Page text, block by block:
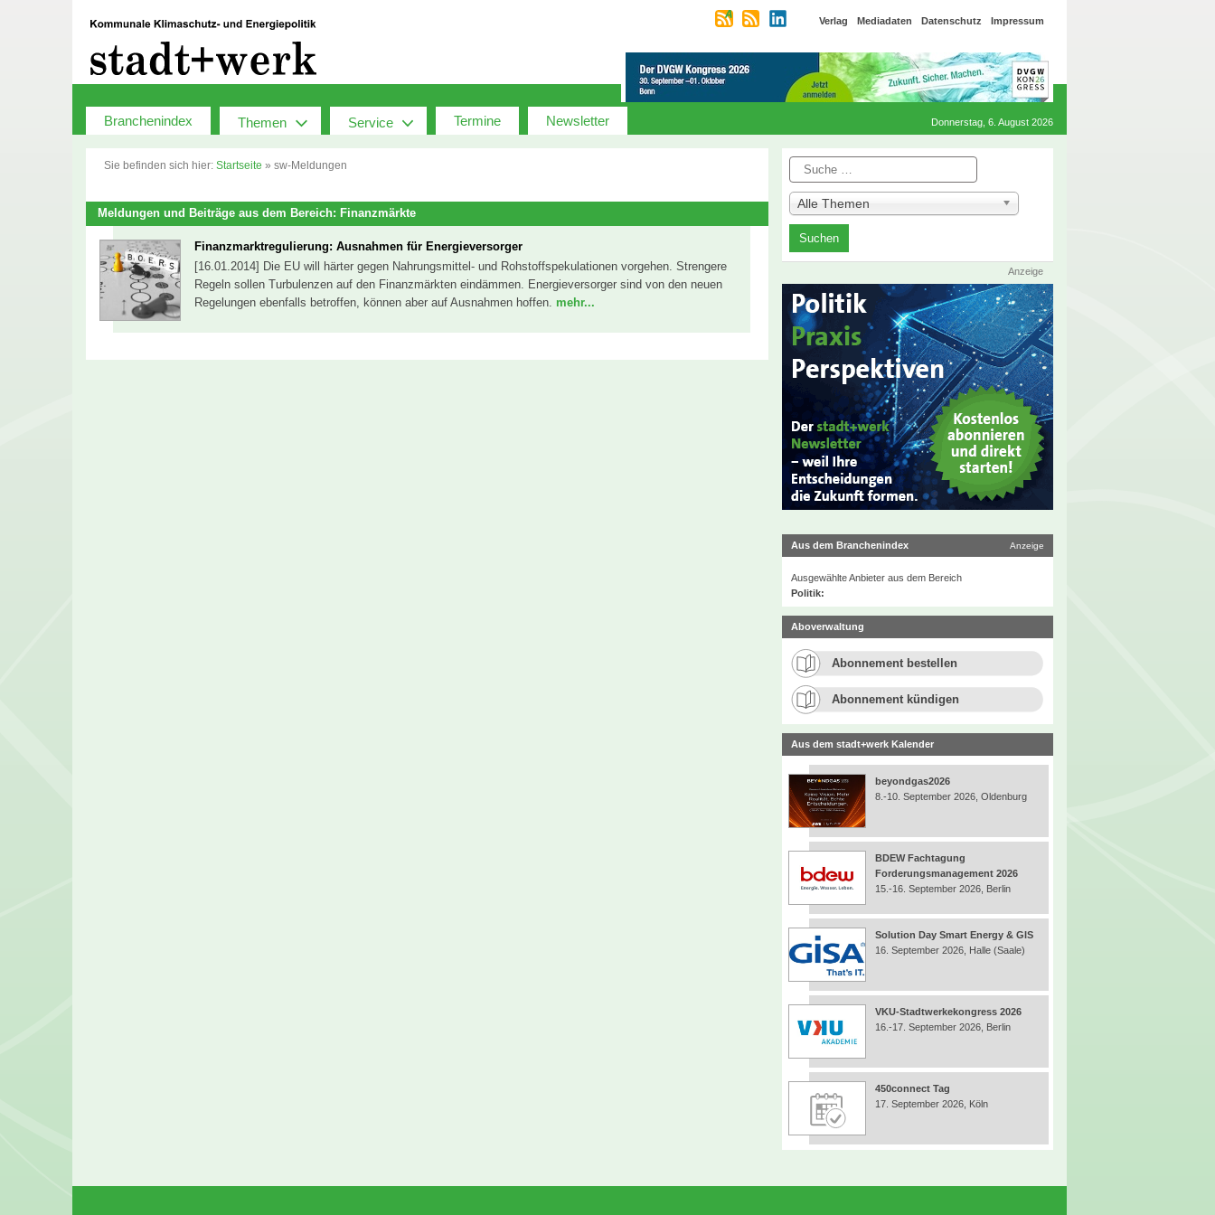
Verlag Mediadaten Datenschutz Impressum
Branchenindex Themen Service Termine Newsletter Donnerstag, 6. August 2026
Sie befinden sich hier: Startseite » sw-Meldungen
Meldungen und Beiträge aus dem Bereich: Finanzmärkte
Finanzmarktregulierung: Ausnahmen für Energieversorger
[16.01.2014] Die EU will härter gegen Nahrungsmittel- und Rohstoffspekulationen vorgehen. Strengere
Regeln sollen Turbulenzen auf den Finanzmärkten eindämmen. Energieversorger sind von den neuen
Regelungen ebenfalls betroffen, können aber auf Ausnahmen hoffen. mehr...
Suche
Alle Themen
Anzeige
Aus dem Branchenindex Anzeige
Ausgewählte Anbieter aus dem Bereich
Politik:
Aboverwaltung
Abonnement bestellen
Abonnement kündigen
Aus dem stadt+werk Kalender
beyondgas2026
8.-10. September 2026, Oldenburg
BDEW Fachtagung
Forderungsmanagement 2026
15.-16. September 2026, Berlin
Solution Day Smart Energy & GIS
16. September 2026, Halle (Saale)
VKU-Stadtwerkekongress 2026
16.-17. September 2026, Berlin
450connect Tag
17. September 2026, Köln